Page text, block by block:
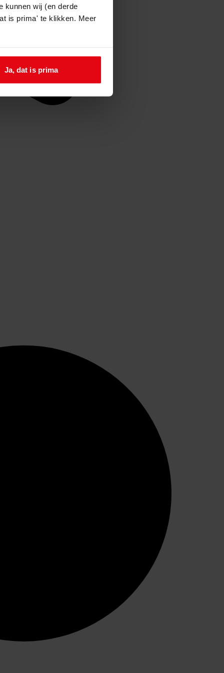
kunnen wij (en derde
is prima' te klikken. Meer
Ja, dat is prima